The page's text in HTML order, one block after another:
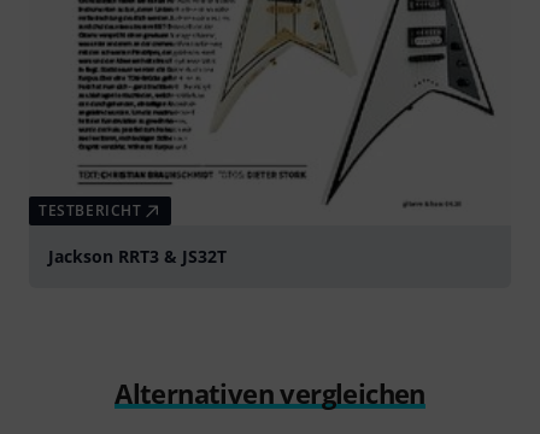
TESTBERICHT
Jackson RRT3 & JS32T
Alternativen vergleichen